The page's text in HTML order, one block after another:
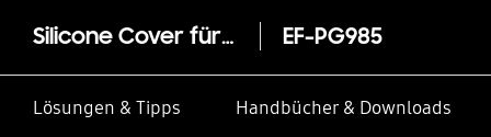
Silicone Cover für das Galaxy S20+ EF-PG985
Lösungen & Tipps Handbücher & Downloads